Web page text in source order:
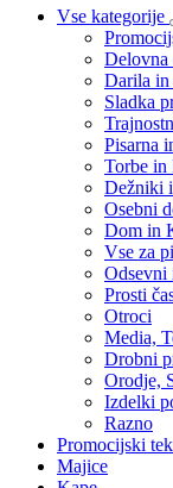
Vse kategorije
Delovna
Darila in
Sladka
Pisarna
Torbe in
Dežniki
Osebni
Dom in
Vse za
Odsevni
Prosti
Otroci
Media,
Drobni
Orodje,
Izdelki
Razno
Promocijski
Majice